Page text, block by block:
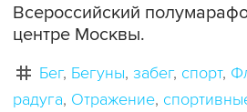
Всероссийский
центре Москвы.
Бег Бегуны забег спорт
радуга Отражение